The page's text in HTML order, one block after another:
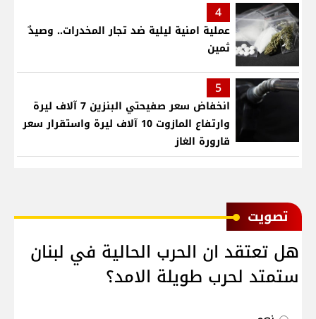
4
عملية امنية ليلية ضد تجار المخدرات.. وصيدٌ
ثمين
5
انخفاض سعر صفيحتي البنزين 7 آلاف ليرة
وارتفاع المازوت 10 آلاف ليرة واستقرار سعر
قارورة الغاز
ﺗﺼﻮﻳﺖ
هل تعتقد ان الحرب الحالية في لبنان
ستمتد لحرب طويلة الامد؟